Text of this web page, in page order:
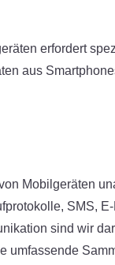
erfordert
aus
Mobilgeräten
SMS,
sind wir
umfassende